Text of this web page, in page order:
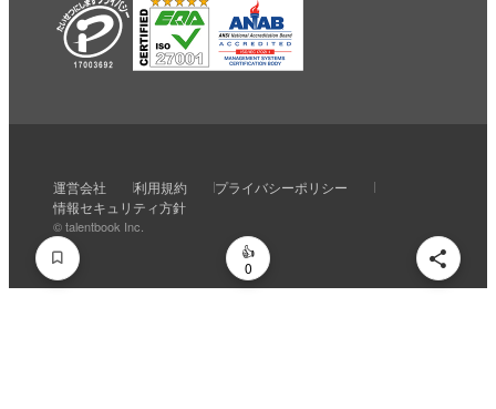
0
0 0 0 0 0
運営会社 利用規約
プライバシーポリシー
情報セキュリティ方針
© talentbook Inc.